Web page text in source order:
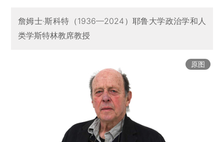
詹姆士·斯科特（1936—2024）耶鲁大学政治学和人
类学斯特林教席教授
原图